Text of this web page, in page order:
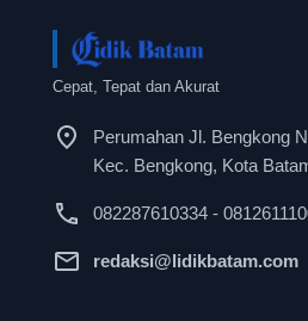
Cepat, Tepat dan Akurat
Perumahan Jl. Bengkong
Kec. Bengkong, Kota
082287610334 -
redaksi@lidikbatam.com